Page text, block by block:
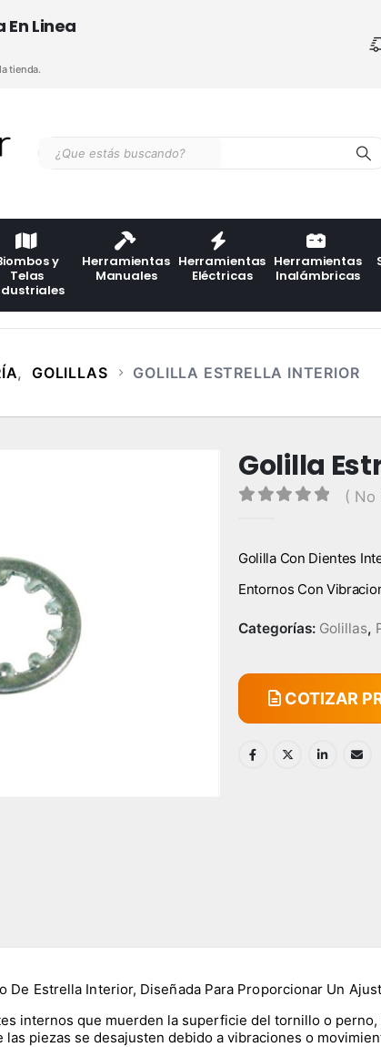
En Linea
tienda.
y
Telas
Herramientas
Manuales
Herramientas
Eléctricas
Herramientas
Inalámbricas
, GOLILLAS GOLILLA ESTRELLA INTERIOR
Golilla
( No
Golilla Con Dientes
Entornos Con
Categorías: Golillas,
COTIZAR
De Estrella Interior, Diseñada Para Proporcionar Un
internos que muerden la superficie del tornillo o
las piezas se desajusten debido a vibraciones o